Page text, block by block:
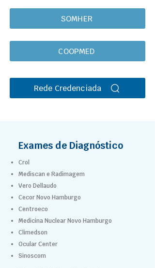
SOMHER
COOPMED
Rede Credenciada
Exames de Diagnóstico
Crol
Mediscan e Radimagem
Vero Dellaudo
Cecor Novo Hamburgo
Centroeco
Medicina Nuclear Novo Hamburgo
Climedson
Ocular Center
Sinoscom